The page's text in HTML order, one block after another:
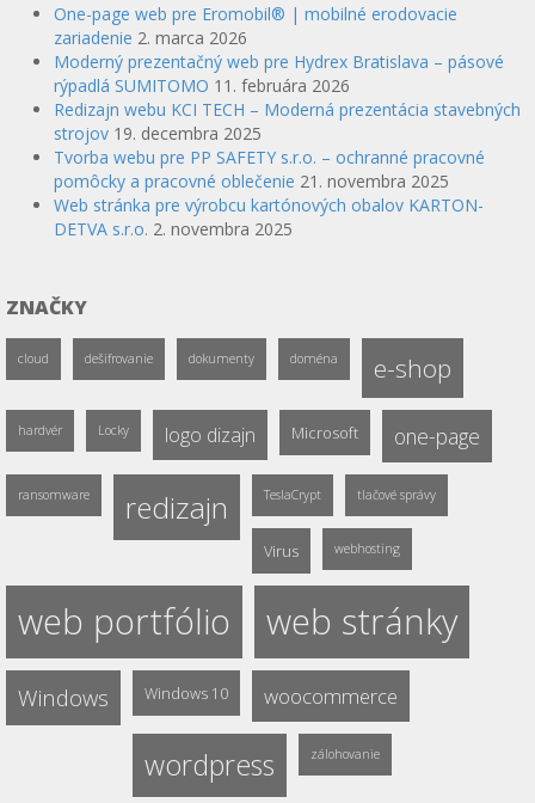
One-page web pre Eromobil® | mobilné erodovacie
zariadenie 2. marca 2026
Moderný prezentačný web pre Hydrex Bratislava – pásové
rýpadlá SUMITOMO 11. februára 2026
Redizajn webu KCI TECH – Moderná prezentácia stavebných
strojov 19. decembra 2025
Tvorba webu pre PP SAFETY s.r.o. – ochranné pracovné
pomôcky a pracovné oblečenie 21. novembra 2025
Web stránka pre výrobcu kartónových obalov KARTON-
DETVA s.r.o. 2. novembra 2025
ZNAČKY
cloud dešifrovanie dokumenty doména e-shop
hardvér Locky logo dizajn Microsoft one-page
ransomware redizajn TeslaCrypt tlačové správy
Virus webhosting
web portfólio web stránky
Windows Windows 10 woocommerce
wordpress zálohovanie